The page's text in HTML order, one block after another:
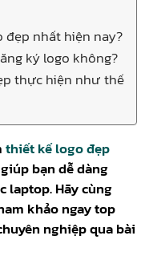
nhất hiện nay?
ký logo không?
thực hiện như thế
thiết kế logo đẹp
bạn dễ dàng
laptop. Hãy cùng
khảo ngay top
nghiệp qua bài